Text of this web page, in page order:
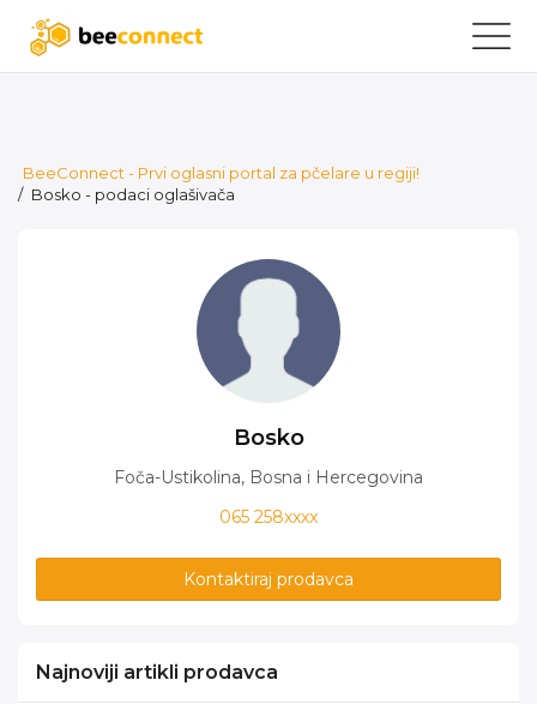
BeeConnect - Prvi oglasni portal za pčelare u regiji!
/ Bosko - podaci oglašivača
Bosko
Foča-Ustikolina, Bosna i Hercegovina
065 258xxxx
Kontaktiraj prodavca
Najnoviji artikli prodavca